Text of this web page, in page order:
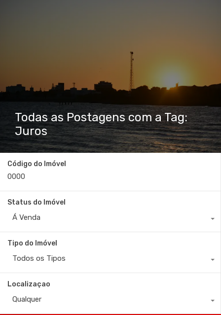
Todas as Postagens com a Tag:
Juros
Código do Imóvel
Status do Imóvel
Á Venda
Tipo do Imóvel
Todos os Tipos
Localizaçao
Qualquer